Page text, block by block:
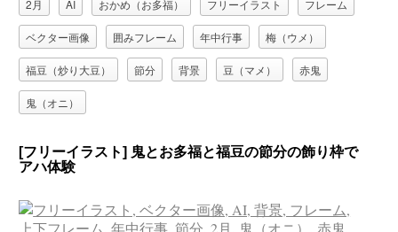
2月 AI おかめ（お多福） フリーイラスト フレーム
ベクター画像 囲みフレーム 年中行事 梅（ウメ）
福豆（炒り大豆） 節分 背景 豆（マメ） 赤鬼
鬼（オニ）
[フリーイラスト] 鬼とお多福と福豆の節分の飾り枠で
アハ体験